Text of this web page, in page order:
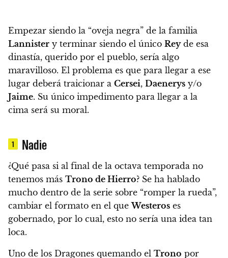
Empezar siendo la “oveja negra” de la familia
Lannister y terminar siendo el único Reyde esa
dinastía, querido por el pueblo, sería algo
maravilloso. El problema es que para llegar a ese
lugar deberá traicionar a Cersei, Daenerys y/o
Jaime. Su único impedimento para llegar a la
cima será su moral.
1 Nadie
¿Qué pasa si al final de la octava temporada no
tenemos más Trono de Hierro? Se ha hablado
mucho dentro de la serie sobre “romper la rueda”,
cambiar el formato en el queWesteros es
gobernado, por lo cual, esto no sería una idea tan
loca.
Uno de los Dragones quemando el Trono por